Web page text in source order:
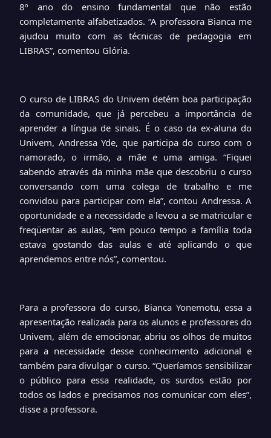
8º ano do ensino fundamental que não estão
completamente alfabetizados. “A professora Bianca me
ajudou muito com as técnicas de pedagogia em
LIBRAS”, comentou Glória.
O curso de LIBRAS do Univem detém boa participação
da comunidade, que já percebeu a importância de
aprender a língua de sinais. É o caso da ex-aluna do
Univem, Andressa Yde, que participa do curso com o
namorado, o irmão, a mãe e uma amiga. “Fiquei
sabendo através da minha mãe que descobriu o curso
conversando com uma colega de trabalho e me
convidou para participar com ela”, contou Andressa. A
oportunidade e a necessidade a levou a se matricular e
freqüentar as aulas, “em pouco tempo a família toda
estava gostando das aulas e até aplicando o que
aprendemos entre nós”, comentou.
Para a professora do curso, Bianca Yonemotu, essa a
apresentação realizada para os alunos e professores do
Univem, além de emocionar, abriu os olhos de muitos
para a necessidade desse conhecimento adicional e
também para divulgar o curso. “Queríamos sensibilizar
o público para essa realidade, os surdos estão por
todos os lados e precisamos nos comunicar com eles”,
disse a professora.